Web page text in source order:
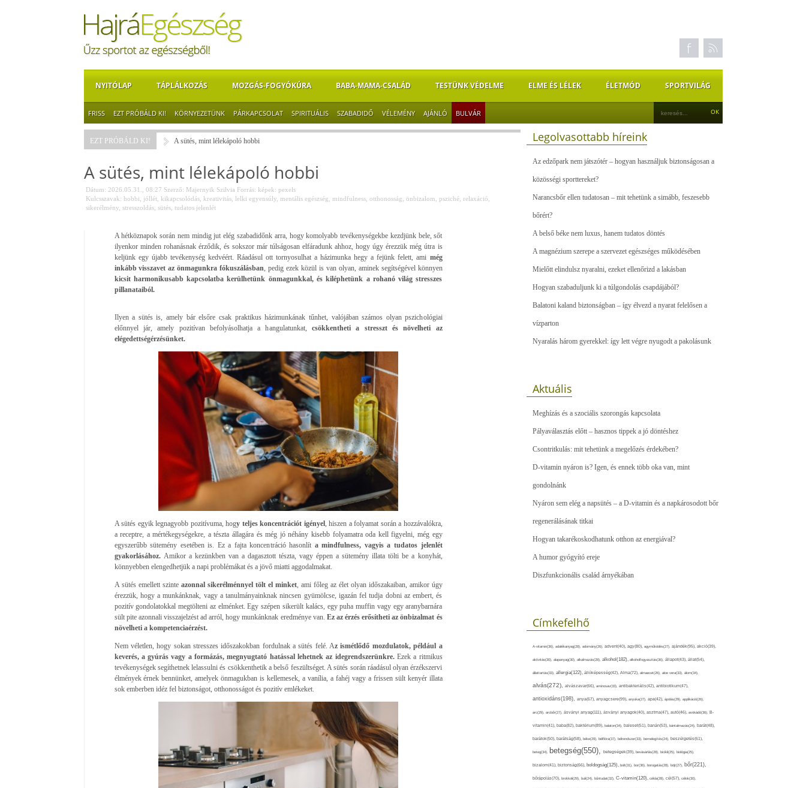
NYITÓLAP TÁPLÁLKOZÁS MOZGÁS-FOGYÓKÚRA BABA-MAMA-CSALÁD TESTÜNK VÉDELME ELME ÉS LÉLEK ÉLETMÓD SPORTVILÁG
FRISS EZT PRÓBÁLD KI! KÖRNYEZETÜNK PÁRKAPCSOLAT SPIRITUÁLIS SZABADIDŐ VÉLEMÉNY AJÁNLÓ BULVÁR
EZT PRÓBÁLD KI! A sütés, mint lélekápoló hobbi
A sütés, mint lélekápoló hobbi
Dátum: 2026.05.31., 08:27 Szerző: Majernyik Szilvia Forrás: képek: pexels
Kulcsszavak: hobbi jóllét, kikapcsolódás, kreativitás, lelki egyensúly, mentális egészség mindfulness, otthonosság önbizalom psziché, relaxáció
sikerélmény, stresszoldás, sütés, tudatos jelenlét
A hétköznapok során nem mindig jut elég szabadidőnk arra, hogy komolyabb tevékenységekbe kezdjünk bele, sőt
ilyenkor minden rohanásnak érződik, és sokszor már túlságosan elfáradunk ahhoz, hogy úgy érezzük még útra is
keljünk egy újabb tevékenység kedvéért. Ráadásul ott tornyosulhat a házimunka hegy a fejünk felett, ami még
inkább visszavet az önmagunkra fókuszálásban , pedig ezek közül is van olyan, aminek segítségével könnyen
kicsit harmonikusabb kapcsolatba kerülhetünk önmagunkkal, és kiléphetünk a rohanó világ stresszes
pillanataiból.
Ilyen a sütés is, amely bár elsőre csak praktikus házimunkának tűnhet, valójában számos olyan pszichológiai
előnnyel jár, amely pozitívan befolyásolhatja a hangulatunkat, csökkentheti a stresszt és növelheti az
elégedettségérzésünket.
A sütés egyik legnagyobb pozitívuma, hogy teljes koncentrációt igényel, hiszen a folyamat során a hozzávalókra,
a receptre, a mértékegységekre, a tészta állagára és még jó néhány kisebb folyamatra oda kell figyelni, még egy
egyszerűbb sütemény esetében is. Ez a fajta koncentráció hasonlít a mindfulness, vagyis a tudatos jelenlét
gyakorlásához. Amikor a kezünkben van a dagasztott tészta, vagy éppen a sütemény illata tölti be a konyhát,
könnyebben elengedhetjük a napi problémákat és a jövő miatti aggodalmakat.
A sütés emellett szinteazonnal sikerélménnyel tölt el minket, ami főleg az élet olyan időszakaiban, amikor úgy
érezzük, hogy a munkánknak, vagy a tanulmányainknak nincsen gyümölcse, igazán fel tudja dobni az embert, és
pozitív gondolatokkal megtölteni az elménket. Egy szépen sikerült kalács, egy puha muffin vagy egy aranybarnára
sült pite azonnali visszajelzést ad arról, hogy munkánknak eredménye van. Ez az érzés erősítheti az önbizalmat és
növelheti a kompetenciaérzést.
Nem véletlen, hogy sokan stresszes időszakokban fordulnak a sütés felé. Az ismétlődő mozdulatok, például a
keverés, a gyúrás vagy a formázás, megnyugtató hatással lehetnek az idegrendszerünkre. Ezek a ritmikus
tevékenységek segíthetnek lelassulni és csökkenthetik a belső feszültséget. A sütés során ráadásul olyan érzékszervi
élmények érnek bennünket, amelyek önmagukban is kellemesek, a vanília, a fahéj vagy a frissen sült kenyér illata
sok emberben idéz fel biztonságot, otthonosságot és pozitív emlékeket.
Legolvasottabb híreink
Az edzőpark nem játszótér – hogyan használjuk biztonságosan a
közösségi sporttereket?
Narancsbőr ellen tudatosan – mit tehetünk a simább, feszesebb
bőrért?
A belső béke nem luxus, hanem tudatos döntés
A magnézium szerepe a szervezet egészséges működésében
Mielőtt elindulsz nyaralni, ezeket ellenőrizd a lakásban
Hogyan szabaduljunk ki a túlgondolás csapdájából?
Balatoni kaland biztonságban – így élvezd a nyarat felelősen a
vízparton
Nyaralás három gyerekkel: így lett végre nyugodt a pakolásunk
Aktuális
Meghízás és a szociális szorongás kapcsolata
Pályaválasztás előtt – hasznos tippek a jó döntéshez
Csontritkulás: mit tehetünk a megelőzés érdekében?
D-vitamin nyáron is? Igen, és ennek több oka van, mint
gondolnánk
Nyáron sem elég a napsütés – a D-vitamin és a napkárosodott bőr
regenerálásának titkai
Hogyan takarékoskodhatunk otthon az energiával?
A humor gyógyító ereje
Diszfunkcionális család árnyékában
Címkefelhő
A-vitamin(36), adalékanyag(28), adomány(26), advent(40), agy(80), agyműködés(27), ajándék(95), akció(39),
aktivitás(30), alapanyag(30), alkalmazás(28), alkohol(182), alkoholfogyasztás(36), állapot(43), állat(54),
állattartás(33), allergia(122), állóképesség(42), Alma(72), almaecet(26), aloe vera(33), álom(34),
alvás(272), alvászavar(66), aminosav(33), antibakteriális(42), antibiotikum(47),
antioxidáns(198), anya(67), anyagcsere(99), anyuka(27), apa(42), ápolás(29), applikáció(26),
arc(29), arcbőr(27), ásványi anyag(111), ásványi anyagok(40), asztma(47), autó(46), avokádó(36), B-
vitamin(41), baba(82), baktérium(89), balaton(34), baleset(51), banán(53), bántalmazás(24), barát(48),
barátok(50), barátság(58), béke(29), bélflóra(37), bélrendszer(33), bemelegítés(24), beszélgetés(61),
beteg(34), betegség(550), betegségek(39), bevásárlás(28), bicikli(25), biológia(25),
bizalom(41), biztonság(66), boldogság(125), bolt(31), bor(36), borogatás(28), böjt(27), bőr(221),
bőrápolás(70), brokkoli(29), buli(24), bűntudat(32), C-vitamin(120), cékla(28), cél(57), célok(30),